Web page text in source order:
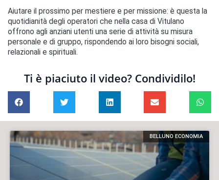
Aiutare il prossimo per mestiere e per missione: è questa la
quotidianità degli operatori che nella casa di Vitulano
offrono agli anziani utenti una serie di attività su misura
personale e di gruppo, rispondendo ai loro bisogni sociali,
relazionali e spirituali.
Ti è piaciuto il video? Condividilo!
BELLUNO ECONOMIA